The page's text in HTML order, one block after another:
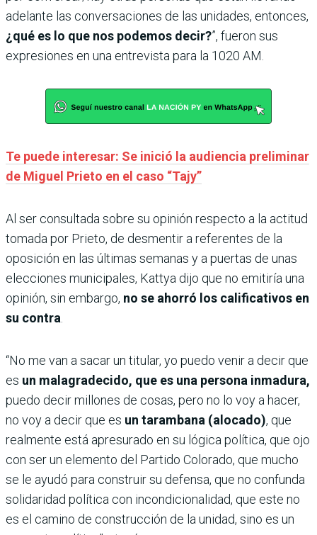
adelante las conversaciones de las unidades, entonces,
¿qué es lo que nos podemos decir?”, fueron sus
expresiones en una entrevista para la 1020 AM.
Te puede interesar: Se inició la audiencia preliminar
de Miguel Prieto en el caso “Tajy”
Al ser consultada sobre su opinión respecto a la actitud
tomada por Prieto, de desmentir a referentes de la
oposición en las últimas semanas y a puertas de unas
elecciones municipales, Kattya dijo que no emitiría una
opinión, sin embargo, no se ahorró los calificativos en
su contra
“No me van a sacar un titular, yo puedo venir a decir que
es un malagradecido, que es una persona inmadura,
puedo decir millones de cosas, pero no lo voy a hacer,
no voy a decir que es un tarambana (alocado), que
realmente está apresurado en su lógica política, que ojo
con ser un elemento del Partido Colorado, que mucho
se le ayudó para construir su defensa, que no confunda
solidaridad política con incondicionalidad, que este no
es el camino de construcción de la unidad, sino es un